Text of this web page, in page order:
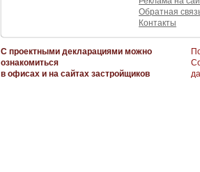
Обратная
Контакты
С проектными декларациями можно
ознакомиться
в офисах и на сайтах застройщиков